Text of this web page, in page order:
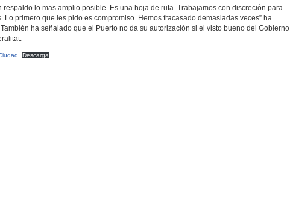
respaldo lo mas amplio posible. Es una hoja de ruta. Trabajamos con discreción para
Lo primero que les pido es compromiso. Hemos fracasado demasiadas veces” ha
ha señalado que el Puerto no da su autorización si el visto bueno del Gobierno
Descarga